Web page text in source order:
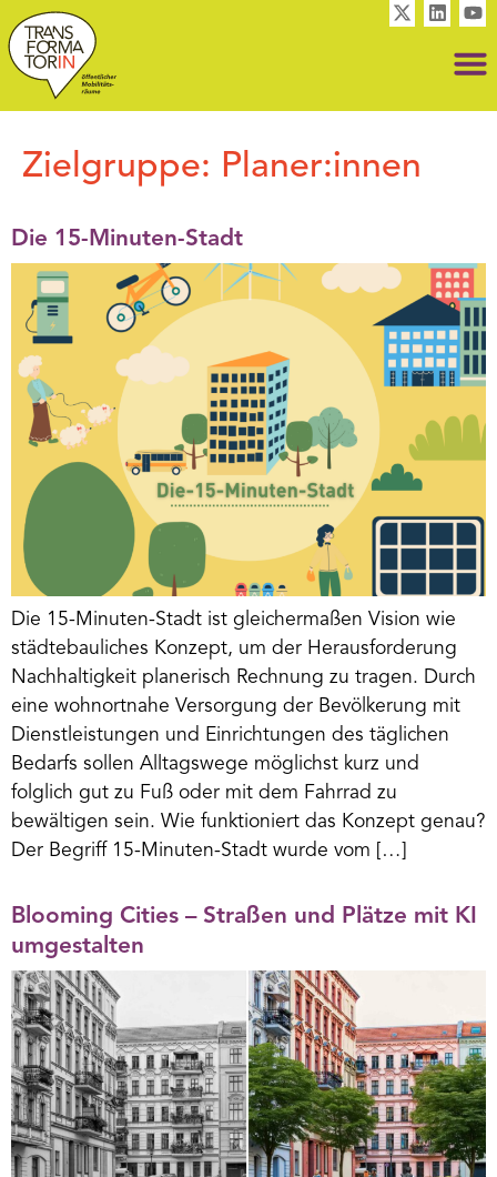
Zielgruppe: Planer:innen
Die 15-Minuten-Stadt
Die 15-Minuten-Stadt ist gleichermaßen Vision wie
städtebauliches Konzept, um der Herausforderung
Nachhaltigkeit planerisch Rechnung zu tragen. Durch
eine wohnortnahe Versorgung der Bevölkerung mit
Dienstleistungen und Einrichtungen des täglichen
Bedarfs sollen Alltagswege möglichst kurz und
folglich gut zu Fuß oder mit dem Fahrrad zu
bewältigen sein. Wie funktioniert das Konzept genau?
Der Begriff 15-Minuten-Stadt wurde vom […]
Blooming Cities – Straßen und Plätze mit KI
umgestalten